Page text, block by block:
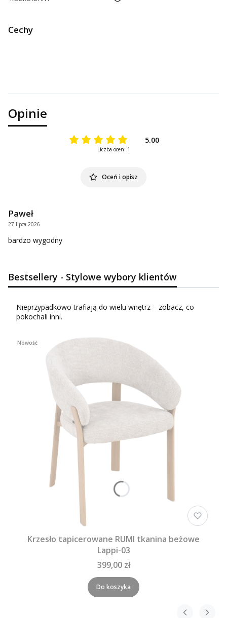
Cechy
Opinie
5.00
Liczba ocen: 1
Oceń i opisz
Paweł
27 lipca 2026
bardzo wygodny
Bestsellery - Stylowe wybory klientów
Nieprzypadkowo trafiają do wielu wnętrz – zobacz, co
pokochali inni.
Nowość
Krzesło tapicerowane RUMI tkanina beżowe
Lappi-03
399,00 zł
Do koszyka